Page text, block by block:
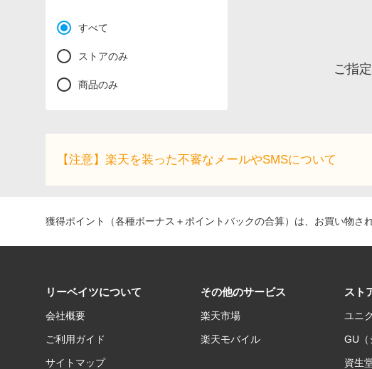
すべて
ストアのみ
商品のみ
ご指
【注意】楽天を装った不審なメールやSMSについて
獲得ポイント（各種ボーナス＋ポイントバックの合算）は、お買い物
リーベイツについて
会社概要
ご利用ガイド
サイトマップ
その他のサービス
楽天市場
楽天モバイル
スト
ユニ
GU（
資生